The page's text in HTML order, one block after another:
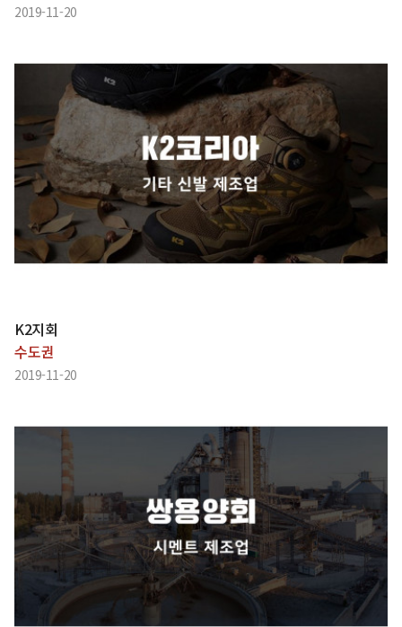
2019-11-20
K2지회
수도권
2019-11-20